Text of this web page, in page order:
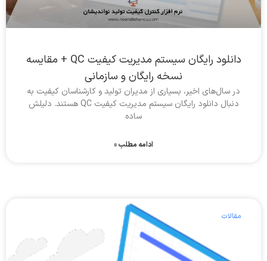
دانلود رایگان سیستم مدیریت کیفیت QC + مقایسه
نسخه رایگان و سازمانی
در سال‌های اخیر، بسیاری از مدیران تولید و کارشناسان کیفیت به
دنبال دانلود رایگان سیستم مدیریت کیفیت QC هستند. دلیلش
ساده
ادامه مطلب »
مقالات